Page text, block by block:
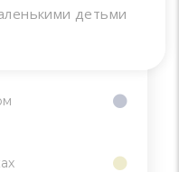
детьми